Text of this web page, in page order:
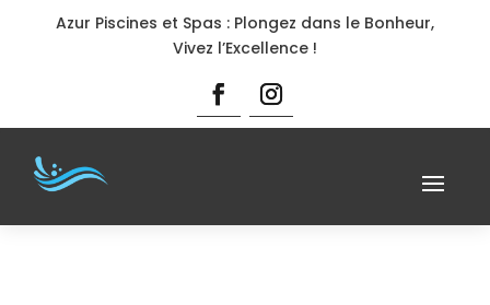
Azur Piscines et Spas : Plongez dans le Bonheur,
Vivez l’Excellence !